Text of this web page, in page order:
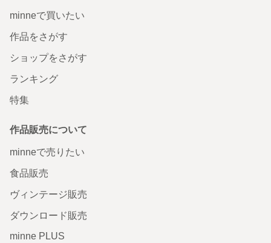
minneで買いたい
作品をさがす
ショップをさがす
ランキング
特集
作品販売について
minneで売りたい
食品販売
ヴィンテージ販売
ダウンロード販売
minne PLUS